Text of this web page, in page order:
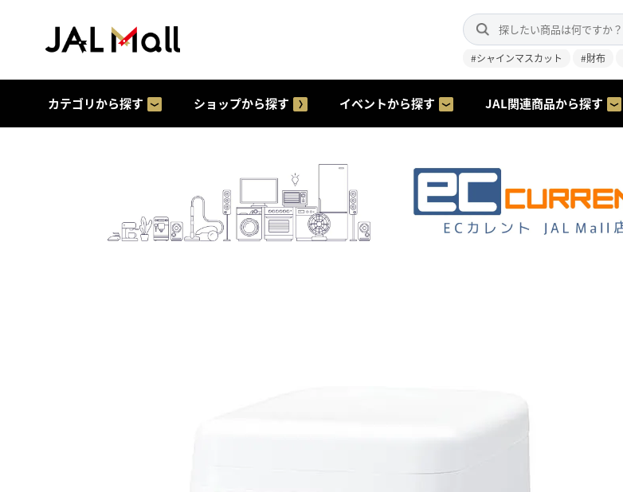
#シャインマスカット #財布
カテゴリから探す ショップから探す イベントから探す JAL関連商品から探す